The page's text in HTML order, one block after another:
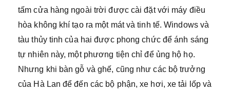
tấm cửa hàng ngoài trời được cài đặt với máy điều
hòa không khí tạo ra một mát và tinh tế. Windows và
tàu thủy tinh của hai được phong chức để ánh sáng
tự nhiên này, một phương tiện chỉ để ủng hộ họ.
Nhưng khi bàn gỗ và ghế, cũng như các bộ trưởng
của Hà Lan để đến các bộ phận, xe hơi, xe tải lốp và